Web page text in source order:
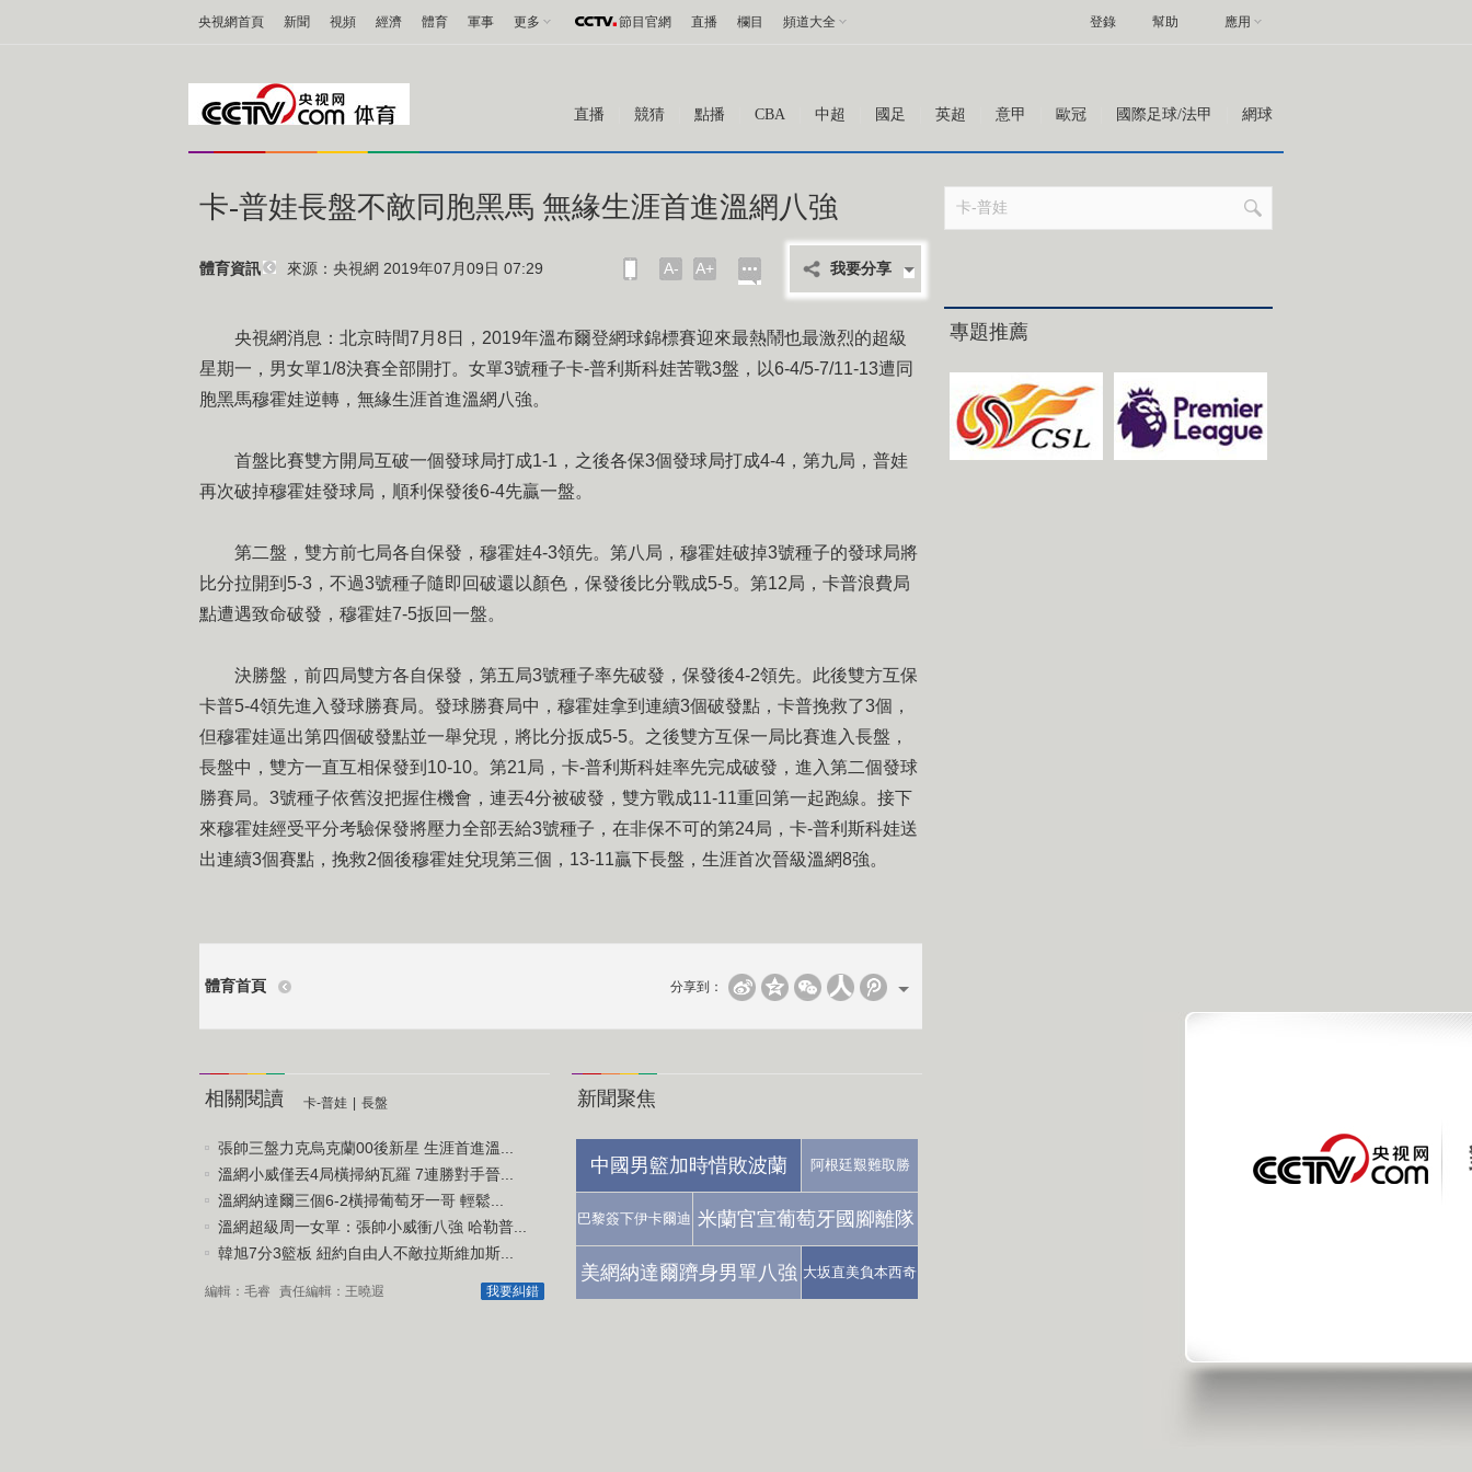
央視網首頁 新聞 視頻 經濟 體育 軍事 更多 節目官網 直播 欄目 頻道大全 幫助 應用
登錄
直播 競猜 點播 CBA 中超 國足 英超 意甲 歐冠 國際足球/法甲 網球
卡-普娃長盤不敵同胞黑馬 無緣生涯首進溫網八強
體育資訊 來源：央視網 2019年07月09日 07:29 A- A+ 我要分享
央視網消息：北京時間7月8日，2019年溫布爾登網球錦標賽迎來最熱鬧也最激烈的超級
星期一，男女單1/8決賽全部開打。女單3號種子卡-普利斯科娃苦戰3盤，以6-4/5-7/11-13遭同
胞黑馬穆霍娃逆轉，無緣生涯首進溫網八強。
首盤比賽雙方開局互破一個發球局打成1-1，之後各保3個發球局打成4-4，第九局，普娃
再次破掉穆霍娃發球局，順利保發後6-4先贏一盤。
第二盤，雙方前七局各自保發，穆霍娃4-3領先。第八局，穆霍娃破掉3號種子的發球局將
比分拉開到5-3，不過3號種子隨即回破還以顏色，保發後比分戰成5-5。第12局，卡普浪費局
點遭遇致命破發，穆霍娃7-5扳回一盤。
決勝盤，前四局雙方各自保發，第五局3號種子率先破發，保發後4-2領先。此後雙方互保
卡普5-4領先進入發球勝賽局。發球勝賽局中，穆霍娃拿到連續3個破發點，卡普挽救了3個，
但穆霍娃逼出第四個破發點並一舉兌現，將比分扳成5-5。之後雙方互保一局比賽進入長盤，
長盤中，雙方一直互相保發到10-10。第21局，卡-普利斯科娃率先完成破發，進入第二個發球
勝賽局。3號種子依舊沒把握住機會，連丟4分被破發，雙方戰成11-11重回第一起跑線。接下
來穆霍娃經受平分考驗保發將壓力全部丟給3號種子，在非保不可的第24局，卡-普利斯科娃送
出連續3個賽點，挽救2個後穆霍娃兌現第三個，13-11贏下長盤，生涯首次晉級溫網8強。
體育首頁 分享到：
相關閱讀 卡-普娃 長盤
張帥三盤力克烏克蘭00後新星 生涯首進溫...
溫網小威僅丟4局橫掃納瓦羅 7連勝對手晉...
溫網納達爾三個6-2橫掃葡萄牙一哥 輕鬆...
溫網超級周一女單：張帥小威衝八強 哈勒普...
韓旭7分3籃板 紐約自由人不敵拉斯維加斯...
我要糾錯
編輯：毛睿 責任編輯：王曉遐
新聞聚焦
中國男籃加時惜敗波蘭 阿根廷艱難取勝
巴黎簽下伊卡爾迪 米蘭官宣葡萄牙國腳離隊
美網納達爾躋身男單八強 大坂直美負本西奇
專題推薦